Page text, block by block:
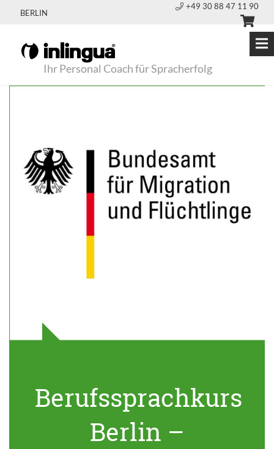
BERLIN
+49 30 88 47 11 90
Ihr Personal Coach für Spracherfolg
Berufssprachkurs
Berlin –